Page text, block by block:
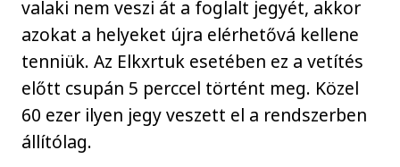
valaki nem veszi át a foglalt jegyét, akkor
azokat a helyeket újra elérhetővá kellene
tenniük. Az Elkxrtuk esetében ez a vetítés
előtt csupán 5 perccel történt meg. Közel
60 ezer ilyen jegy veszett el a rendszerben
állítólag.